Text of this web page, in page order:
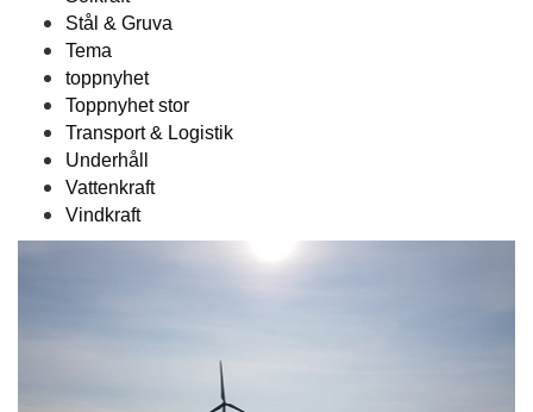
Stål & Gruva
Tema
toppnyhet
Toppnyhet stor
Transport & Logistik
Underhåll
Vattenkraft
Vindkraft